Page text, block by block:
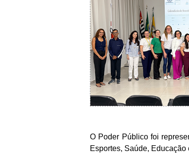
O Poder Público foi
Esportes, Saúde,